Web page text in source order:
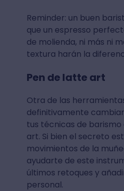
Reminder: un buen
que un espresso
de molienda, ni más ni
textura harán la
Pen de latte art
Otra de las
definitivamente
tus técnicas de
art. Si bien el secreto
movimientos de la
ayudarte de este
últimos retoques y
personal.